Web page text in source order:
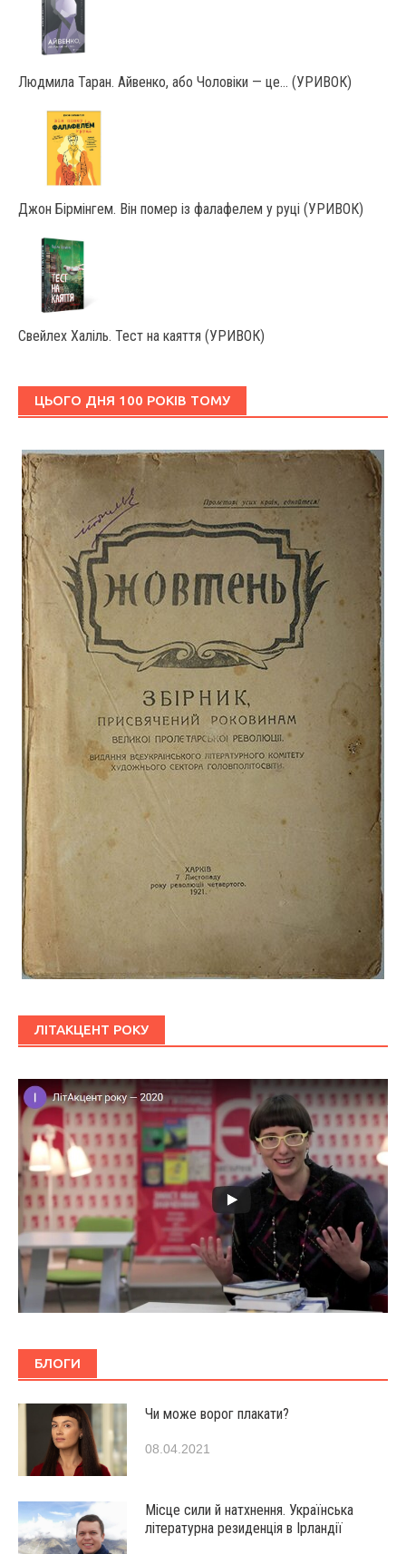
Людмила Таран. Айвенко, або Чоловіки — це… (УРИВОК)
Джон Бірмінгем. Він помер із фалафелем у руці (УРИВОК)
Свейлех Халіль. Тест на каяття (УРИВОК)
ЦЬОГО ДНЯ 100 РОКІВ ТОМУ
ЛІТАКЦЕНТ РОКУ
БЛОГИ
Чи може ворог плакати?
08.04.2021
Місце сили й натхнення. Українська
літературна резиденція в Ірландії